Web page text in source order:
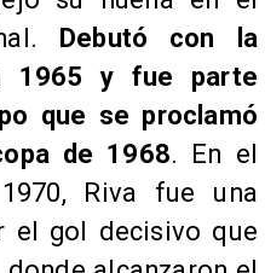
Debutó con la
1965 y fue parte
que se proclamó
de 1968. En el
Riva fue una
el gol decisivo que